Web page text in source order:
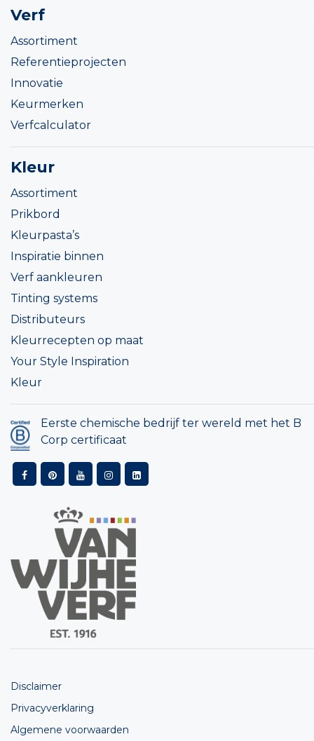
Verf
Assortiment
Referentieprojecten
Innovatie
Keurmerken
Verfcalculator
Kleur
Assortiment
Prikbord
Kleurpasta’s
Inspiratie binnen
Verf aankleuren
Tinting systems
Distributeurs
Kleurrecepten op maat
Your Style Inspiration
Kleur
Eerste chemische bedrijf ter wereld met het B
Corp certificaat
Disclaimer
Privacyverklaring
Algemene voorwaarden